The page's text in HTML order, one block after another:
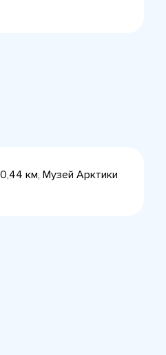
км, Музей Арктики